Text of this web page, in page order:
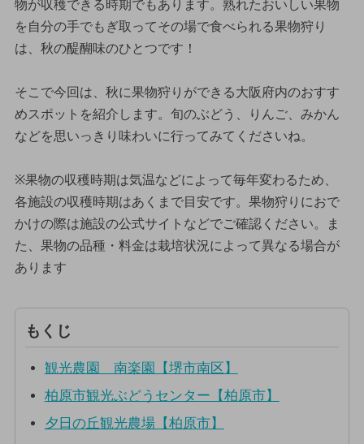
物が収穫できる時期でもあります。熟れたおいしい果物
を自分の手でもぎ取ってその場で食べられる果物狩り
は、秋の醍醐味のひとつです！
そこで今回は、秋に果物狩りができる大阪府内のおすす
めスポットを紹介します。旬のぶどう、りんご、みかん
などを思いっきり味わいに行ってみてくださいね。
※果物の収穫時期は気温などによって毎年変わるため、
各施設の収穫時期はあくまで目安です。果物狩りにおで
かけの際は施設の公式サイトなどでご確認ください。ま
た、果物の品種・料金は栽培状況によって異なる場合が
あります
もくじ
観光農園 南楽園【堺市南区】
柏原市観光ぶどうセンター【柏原市】
夕日の丘観光農場【柏原市】